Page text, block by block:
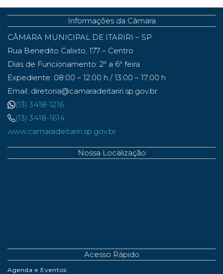
Informações da Câmara
CÂMARA MUNICIPAL DE ITARIRI – SP
Rua Benedito Calixto, 177 – Centro
Dias de Funcionamento: 2ª a 6ª feira
Expediente: 08:00 – 12:00 h / 13:00 – 17:00 h
Email: diretoria@camaradeitariri.sp.gov.br
(13) 3418-1216
(13) 3418-1614
www.camaradeitariri.sp.gov.br
Nossa Localização
Acesso Rápido
Agenda e Eventos